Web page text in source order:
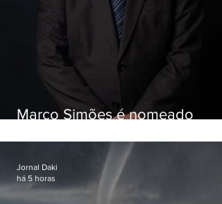
Marco Simões é nomeado
Jornal Daki
há 5 horas